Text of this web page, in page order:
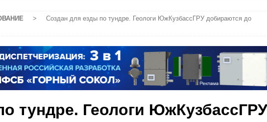
>
Создан для езды по тундре. Геологи ЮжКузбассГРУ добираются до
тундре. Геологи ЮжКузбассГРУ